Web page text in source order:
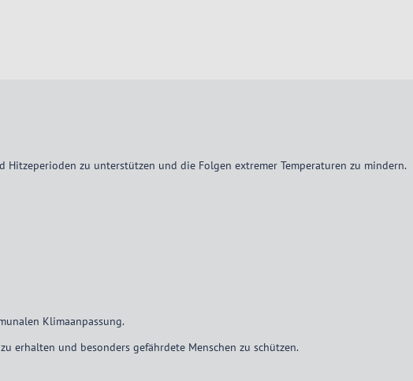
zu unterstützen und die Folgen extremer Temperaturen zu mindern.
Klimaanpassung.
erhalten und besonders gefährdete Menschen zu schützen.